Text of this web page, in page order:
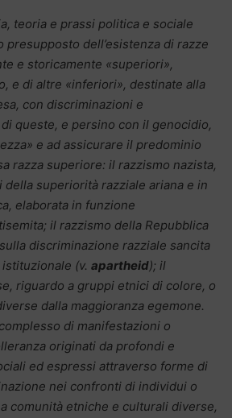
teoria e prassi politica e sociale
presupposto dell’esistenza di razze
e storicamente «superiori»,
e di altre «inferiori», destinate alla
con discriminazioni e
queste, e persino con il genocidio,
e ad assicurare il predominio
razza superiore: il razzismo nazista,
della superiorità razziale ariana e in
elaborata in funzione
il razzismo della Repubblica
discriminazione razziale sancita
(v. apartheid); il
riguardo a gruppi etnici di colore, o
dalla maggioranza egemone.
di manifestazioni o
originati da profondi e
ed espressi attraverso forme di
nei confronti di individui o
comunità etniche e culturali diverse,